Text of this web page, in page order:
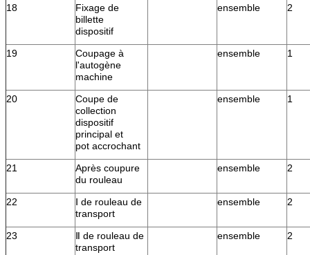
18
Fixage de
billette
dispositif
ensemble 2
19
Coupage à
l'autogène
machine
ensemble 1
20
Coupe de
collection
dispositif
principal et
pot accrochant
ensemble 1
21
Après coupure
du rouleau
ensemble 2
22
Ⅰ de rouleau de
transport
ensemble 2
23
Ⅱ de rouleau de
transport
ensemble 2